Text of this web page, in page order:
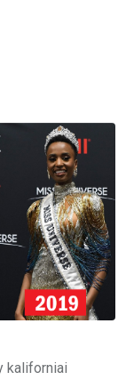
kaliforniai